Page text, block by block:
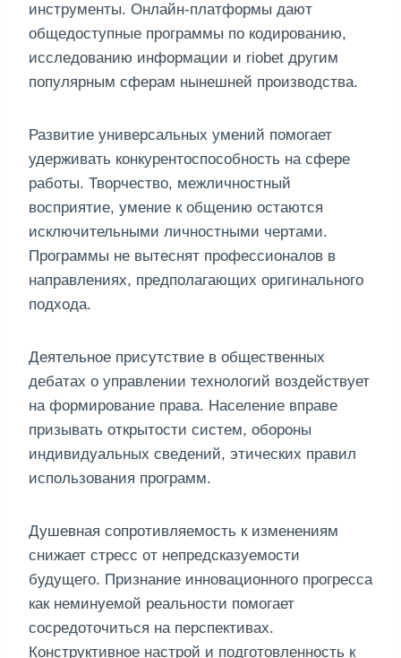
инструменты. Онлайн-платформы дают
общедоступные программы по кодированию,
исследованию информации и riobet другим
популярным сферам нынешней производства.
Развитие универсальных умений помогает
удерживать конкурентоспособность на сфере
работы. Творчество, межличностный
восприятие, умение к общению остаются
исключительными личностными чертами.
Программы не вытеснят профессионалов в
направлениях, предполагающих оригинального
подхода.
Деятельное присутствие в общественных
дебатах о управлении технологий воздействует
на формирование права. Население вправе
призывать открытости систем, обороны
индивидуальных сведений, этических правил
использования программ.
Душевная сопротивляемость к изменениям
снижает стресс от непредсказуемости
будущего. Признание инновационного прогресса
как неминуемой реальности помогает
сосредоточиться на перспективах.
Конструктивное настрой и подготовленность к